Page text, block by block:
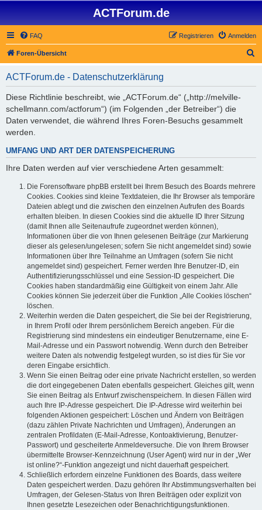
ACTForum.de
FAQ Anmelden
Registrieren
Foren-Übersicht
ACTForum.de - Datenschutzerklärung
Diese Richtlinie beschreibt, wie „ACTForum.de“ („http://melville-
schellmann.com/actforum“) (im Folgenden „der Betreiber“) die
Daten verwendet, die während Ihres Foren-Besuchs gesammelt
werden.
UMFANG UND ART DER DATENSPEICHERUNG
Ihre Daten werden auf vier verschiedene Arten gesammelt:
Die Forensoftware phpBB erstellt bei Ihrem Besuch des Boards mehrere
Cookies. Cookies sind kleine Textdateien, die Ihr Browser als temporäre
Dateien ablegt und die zwischen den einzelnen Aufrufen des Boards
erhalten bleiben. In diesen Cookies sind die aktuelle ID Ihrer Sitzung
(damit Ihnen alle Seitenaufrufe zugeordnet werden können),
Informationen über die von Ihnen gelesenen Beiträge (zur Markierung
dieser als gelesen/ungelesen; sofern Sie nicht angemeldet sind) sowie
Informationen über Ihre Teilnahme an Umfragen (sofern Sie nicht
angemeldet sind) gespeichert. Ferner werden Ihre Benutzer-ID, ein
Authentifizierungsschlüssel und eine Session-ID gespeichert. Die
Cookies haben standardmäßig eine Gültigkeit von einem Jahr. Alle
Cookies können Sie jederzeit über die Funktion „Alle Cookies löschen“
löschen.
Weiterhin werden die Daten gespeichert, die Sie bei der Registrierung,
in Ihrem Profil oder Ihrem persönlichem Bereich angeben. Für die
Registrierung sind mindestens ein eindeutiger Benutzername, eine E-
Mail-Adresse und ein Passwort notwendig. Wenn durch den Betreiber
weitere Daten als notwendig festgelegt wurden, so ist dies für Sie vor
deren Eingabe ersichtlich.
Wenn Sie einen Beitrag oder eine private Nachricht erstellen, so werden
die dort eingegebenen Daten ebenfalls gespeichert. Gleiches gilt, wenn
Sie einen Beitrag als Entwurf zwischenspeichern. In diesen Fällen wird
auch Ihre IP-Adresse gespeichert. Die IP-Adresse wird weiterhin bei
folgenden Aktionen gespeichert: Löschen und Ändern von Beiträgen
(dazu zählen Private Nachrichten und Umfragen), Änderungen an
zentralen Profildaten (E-Mail-Adresse, Kontoaktivierung, Benutzer-
Passwort) und gescheiterte Anmeldeversuche. Die von Ihrem Browser
übermittelte Browser-Kennzeichnung (User Agent) wird nur in der „Wer
ist online?“-Funktion angezeigt und nicht dauerhaft gespeichert.
Schließlich erfordern einzelne Funktionen des Boards, dass weitere
Daten gespeichert werden. Dazu gehören Ihr Abstimmungsverhalten bei
Umfragen, der Gelesen-Status von Ihren Beiträgen oder explizit von
Ihnen gesetzte Lesezeichen oder Benachrichtigungsfunktionen.